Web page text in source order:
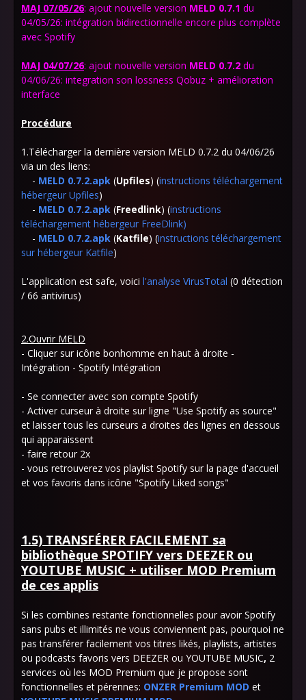
MAJ 07/05/26: ajout nouvelle version MELD 0.7.1 du
04/05/26: intégration bidirectionnelle encore plus complète
avec Spotify
MAJ 04/07/26: ajout nouvelle version MELD 0.7.2 du
04/06/26: integration son lossness Qobuz + amélioration
interface
Procédure
1.Télécharger la dernière version MELD 0.7.2 du 04/06/26
via un des liens:
- MELD 0.7.2.apk (Upfiles) (instructions téléchargement
hébergeur Upfiles)
- MELD 0.7.2.apk (Freedlink) (instructions
téléchargement hébergeur FreeDlink)
- MELD 0.7.2.apk (Katfile) (instructions téléchargement
sur hébergeur Katfile)
L'application est safe, voici l'analyse VirusTotal (0 détection
/ 66 antivirus)
2.Ouvrir MELD
- Cliquer sur icône bonhomme en haut à droite -
Intégration - Spotify Intégration
- Se connecter avec son compte Spotify
- Activer curseur à droite sur ligne "Use Spotify as source"
et laisser tous les curseurs a droites des lignes en dessous
qui apparaissent
- faire retour 2x
- vous retrouverez vos playlist Spotify sur la page d'accueil
et vos favoris dans icône "Spotify Liked songs"
1.5) TRANSFÉRER FACILEMENT sa
bibliothèque SPOTIFY vers DEEZER ou
YOUTUBE MUSIC + utiliser MOD Premium
de ces applis
Si les combines restante fonctionnelles pour avoir Spotify
sans pubs et illimités ne vous conviennent pas, pourquoi ne
pas transférer facilement vos titres likés, playlists, artistes
ou podcasts favoris vers DEEZER ou YOUTUBE MUSIC, 2
services où les MOD Premium que je propose sont
fonctionnelles et pérennes: ONZER Premium MOD et